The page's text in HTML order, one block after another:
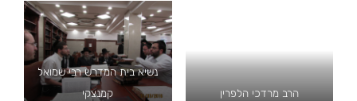
הרב מרדכי הלפרין
נשיא בית המדרש רבי שמואל
קמנצקי